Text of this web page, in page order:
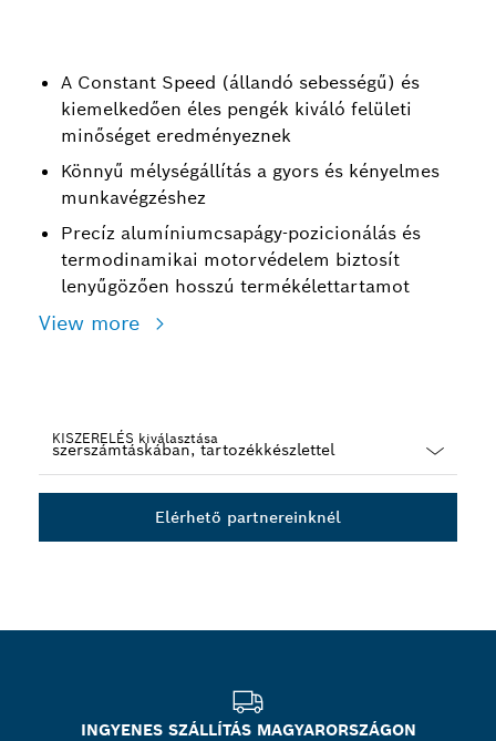
A Constant Speed (állandó sebességű) és
kiemelkedően éles pengék kiváló felületi
minőséget eredményeznek
Könnyű mélységállítás a gyors és kényelmes
munkavégzéshez
Precíz alumíniumcsapágy-pozicionálás és
termodinamikai motorvédelem biztosít
lenyűgözően hosszú termékélettartamot
View more
KISZERELÉS kiválasztása
Elérhető partnereinknél
INGYENES SZÁLLÍTÁS MAGYARORSZÁGON